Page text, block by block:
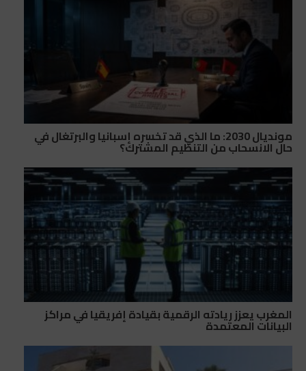
مونديال 2030: ما الذي قد تخسره إسبانيا والبرتغال في
حال الانسحاب من التنظيم المشترك؟
المغرب يعزز ريادته الرقمية بقيادة إفريقيا في مراكز
البيانات المعتمدة